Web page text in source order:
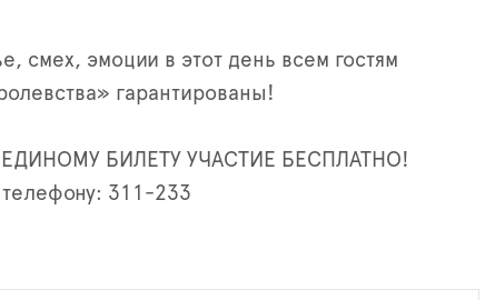
смех, эмоции в этот день всем гостям
гарантированы!
БИЛЕТУ УЧАСТИЕ БЕСПЛАТНО!
311-233